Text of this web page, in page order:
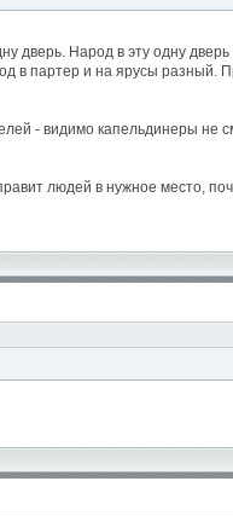
дверь. Народ в эту одну
в партер и на ярусы
- видимо капельдинеры не
людей в нужное место,